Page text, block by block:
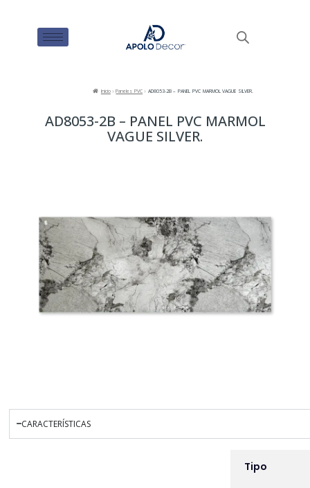
Inicio Paneles PVC AD8053-2B – PANEL PVC MARMOL VAGUE SILVER.
AD8053-2B – PANEL PVC MARMOL
VAGUE SILVER.
CARACTERÍSTICAS
Tipo